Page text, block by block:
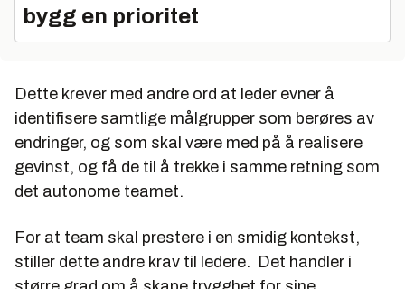
bygg en prioritet
Dette krever med andre ord at leder evner å
identifisere samtlige målgrupper som berøres av
endringer, og som skal være med på å realisere
gevinst, og få de til å trekke i samme retning som
det autonome teamet.
For at team skal prestere i en smidig kontekst,
stiller dette andre krav til ledere. Det handler i